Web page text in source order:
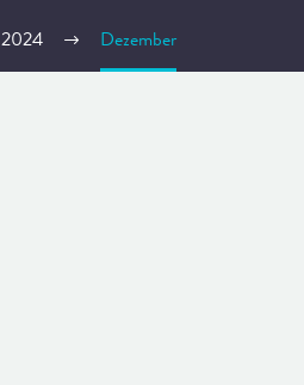
2024 Dezember